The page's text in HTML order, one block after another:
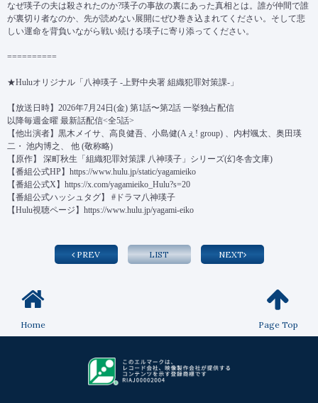
なぜ瑛子の夫は殺されたのか?瑛子の事故の裏にあった真相とは。誰が仲間で誰
が裏切り者なのか、先が読めない展開にぜひ巻き込まれてください。そして悲
しい運命を背負いながら戦い続ける瑛子に寄り添ってください。
==========
★Huluオリジナル「八神瑛子 -上野中央署 組織犯罪対策課-」
【放送日時】2026年7月24日(金) 第1話〜第2話 一挙独占配信
以降毎週金曜 最新話配信<全5話>
【他出演者】黒木メイサ、高良健吾、小島健(Aぇ! group) 、内村颯太、奥田瑛
二・ 池内博之、 他 (敬称略)
【原作】 深町秋生「組織犯罪対策課 八神瑛子」シリーズ(幻冬舎文庫)
【番組公式HP】 https://www.hulu.jp/static/yagamieiko
【番組公式X】 https://x.com/yagamieiko_Hulu?s=20
【番組公式ハッシュタグ】 #ドラマ八神瑛子
【Hulu視聴ページ】 https://www.hulu.jp/yagami-eiko
PREV LIST NEXT
Home Page Top